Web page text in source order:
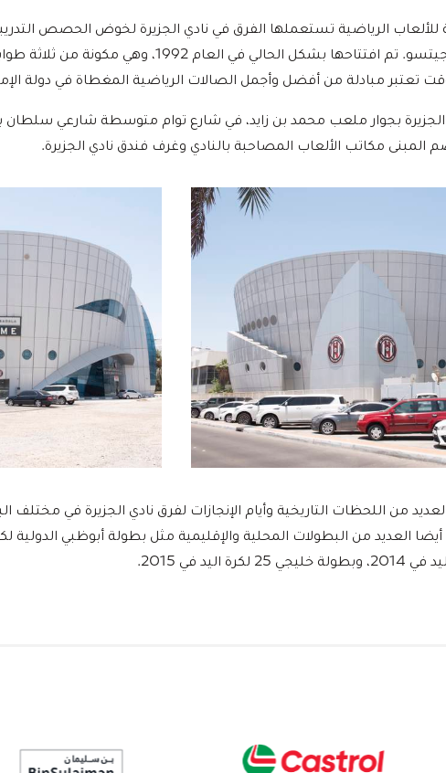
الرياضية تستعملها الفرق في نادي الجزيرة لخوض الحصص
الكرة الطائرة، والجوجيتسو. تم افتتاحها بشكل الحالي
تعتبر مبادلة من أفضل وأجمل الصالات الرياضية المغطاة في دولة
بجوار ملعب محمد بن زايد، في شارع توام متوسطة شارعي سلطان
المبنى مكاتب الألعاب المصاحبة بالنادي وغرف فندق نادي الجزيرة.
من اللحظات التاريخية وأيام الإنجازات لفرق نادي الجزيرة في مختلف
اليد في 2015.